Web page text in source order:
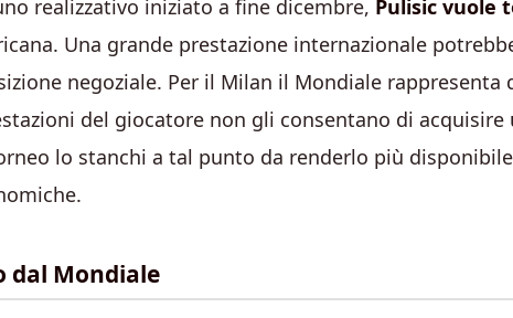
realizzativo iniziato a fine dicembre, Pulisic vuole
Una grande prestazione internazionale
negoziale. Per il Milan il Mondiale rappresenta
del giocatore non gli consentano di
lo stanchi a tal punto da renderlo più
dal Mondiale